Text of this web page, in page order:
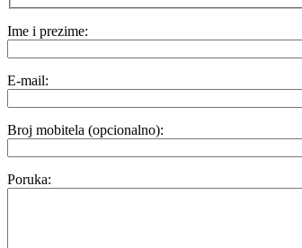
Ime i prezime:
E-mail:
Broj mobitela (opcionalno):
Poruka: